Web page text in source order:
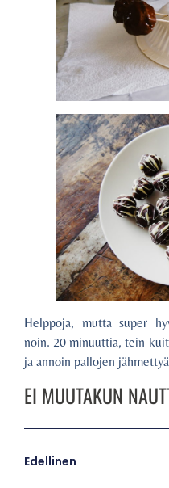
Helppoja, mutta super
noin. 20 minuuttia, tein
ja annoin pallojen
EI MUUTAKUN
Edellinen